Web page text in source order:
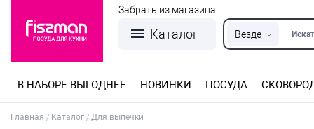
Каталог Везде
Забрать из магазина
В НАБОРЕ ВЫГОДНЕЕ НОВИНКИ ПОСУДА
Главная Каталог Для выпечки